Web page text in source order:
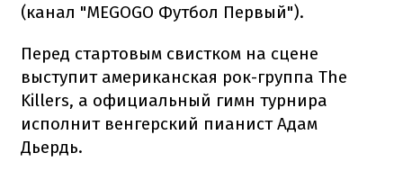
(канал "MEGOGO Футбол Первый").
Перед стартовым свистком на сцене
выступит американская рок-группа The
Killers, а официальный гимн турнира
исполнит венгерский пианист Адам
Дьердь.